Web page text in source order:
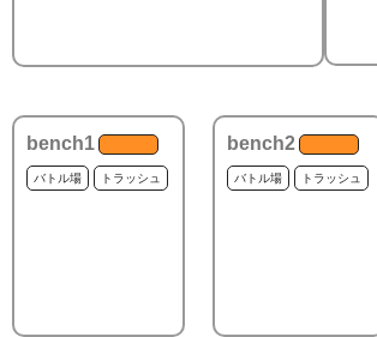
bench1
バトル場 トラッシュ
bench2
バトル場 トラッシュ